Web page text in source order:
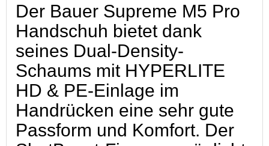
Der Bauer Supreme M5 Pro
Handschuh bietet dank
seines Dual-Density-
Schaums mit HYPERLITE
HD & PE-Einlage im
Handrücken eine sehr gute
Passform und Komfort. Der